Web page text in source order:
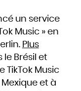
un service
Music » en
Plus
le Brésil et
TikTok Music
et à